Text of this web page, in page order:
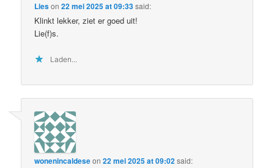
Lieson22 mei 2025 at 09:33said:
Klinkt lekker, ziet er goed uit!
Lie(f)s.
Laden...
wonenincaldeseon22 mei 2025 at 09:02said: